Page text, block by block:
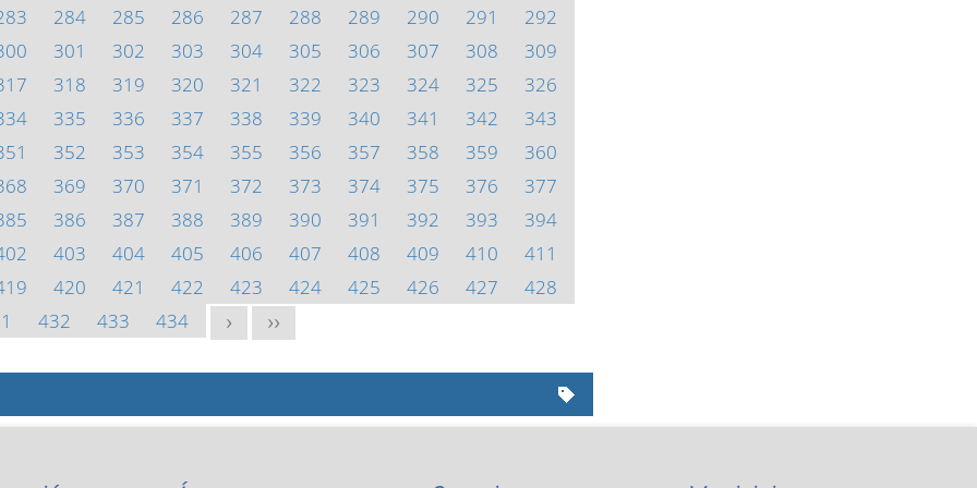
284 285 286 287 288 289 290 291
292
301 302 303 304 305 306 307 308
309
318 319 320 321 322 323 324 325
326
335 336 337 338 339 340 341 342
343
352 353 354 355 356 357 358 359
360
369 370 371 372 373 374 375 376
377
386 387 388 389 390 391 392 393
394
403 404 405 406 407 408 409 410
411
420 421 422 423 424 425 426 427
428
432 433 434 > >>